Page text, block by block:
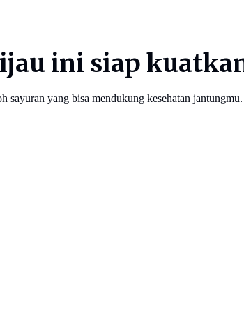
ini siap
sayuran yang bisa mendukung kesehatan jantungmu.